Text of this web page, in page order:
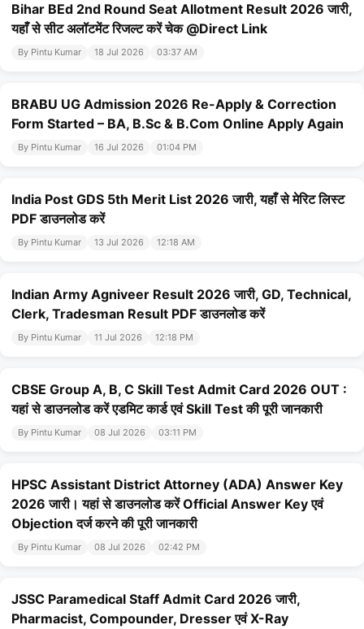
Bihar BEd 2nd Round Seat Allotment Result 2026 जारी,
यहाँ से सीट अलॉटमेंट रिजल्ट करें चेक @Direct Link
By Pintu Kumar 18 Jul 2026 03:37 AM
BRABU UG Admission 2026 Re-Apply & Correction
Form Started – BA, B.Sc & B.Com Online Apply Again
By Pintu Kumar 16 Jul 2026 01:04 PM
India Post GDS 5th Merit List 2026 जारी, यहाँ से मेरिट लिस्ट
PDF डाउनलोड करें
By Pintu Kumar 13 Jul 2026 12:18 AM
Indian Army Agniveer Result 2026 जारी, GD, Technical,
Clerk, Tradesman Result PDF डाउनलोड करें
By Pintu Kumar 11 Jul 2026 12:18 PM
CBSE Group A, B, C Skill Test Admit Card 2026 OUT :
यहां से डाउनलोड करें एडमिट कार्ड एवं Skill Test की पूरी जानकारी
By Pintu Kumar 08 Jul 2026 03:11 PM
HPSC Assistant District Attorney (ADA) Answer Key
2026 जारी। यहां से डाउनलोड करें Official Answer Key एवं
Objection दर्ज करने की पूरी जानकारी
By Pintu Kumar 08 Jul 2026 02:42 PM
JSSC Paramedical Staff Admit Card 2026 जारी,
Pharmacist, Compounder, Dresser एवं X-Ray